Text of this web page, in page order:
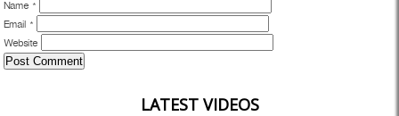
Name *
Email *
Website
LATEST VIDEOS